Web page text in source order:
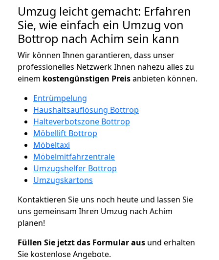
Umzug leicht gemacht: Erfahren
Sie, wie einfach ein Umzug von
Bottrop nach Achim sein kann
Wir können Ihnen garantieren, dass unser
professionelles Netzwerk Ihnen nahezu alles zu
einem kostengünstigen Preisanbieten können.
Entrümpelung
Haushaltsauflösung Bottrop
Halteverbotszone Bottrop
Möbellift Bottrop
Möbeltaxi
Möbelmitfahrzentrale
Umzugshelfer Bottrop
Umzugskartons
Kontaktieren Sie uns noch heute und lassen Sie
uns gemeinsam Ihren Umzug nach Achim
planen!
Füllen Sie jetzt das Formular aus und erhalten
Sie kostenlose Angebote.